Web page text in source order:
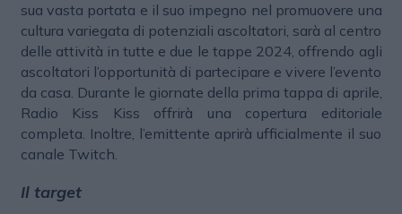
sua vasta portata e il suo impegno nel promuovere una
cultura variegata di potenziali ascoltatori, sarà al centro
delle attività in tutte e due le tappe 2024, offrendo agli
ascoltatori l’opportunità di partecipare e vivere l’evento
da casa. Durante le giornate della prima tappa di aprile,
Radio Kiss Kiss offrirà una copertura editoriale
completa. Inoltre, l’emittente aprirà ufficialmente il suo
canale Twitch.
Il target